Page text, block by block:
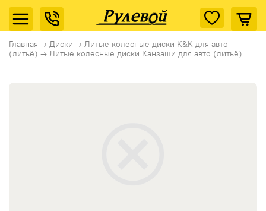
Главная → Диски → Литые колесные диски K&K для авто
(литьё) → Литые колесные диски Канзаши для авто (литьё)